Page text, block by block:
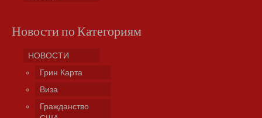
Новости по Категориям
НОВОСТИ
Грин Карта
Виза
Гражданство